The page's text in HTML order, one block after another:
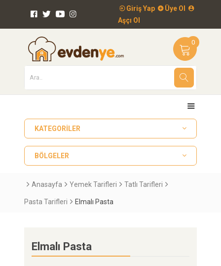
Giriş Yap
Üye Ol
Aşçı Ol
0
KATEGORILER
BÖLGELER
Anasayfa Yemek Tarifleri Tatlı Tarifleri
Pasta Tarifleri Elmalı Pasta
Elmalı Pasta